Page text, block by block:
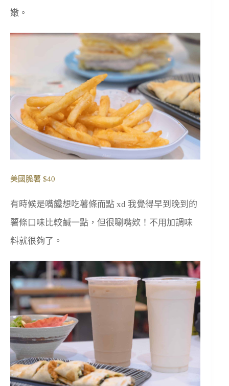
嫩。
美國脆薯 $40
有時候是嘴饞想吃薯條而點 xd 我覺得早到晚到的
薯條口味比較鹹一點，但很唰嘴欸！不用加調味
料就很夠了。